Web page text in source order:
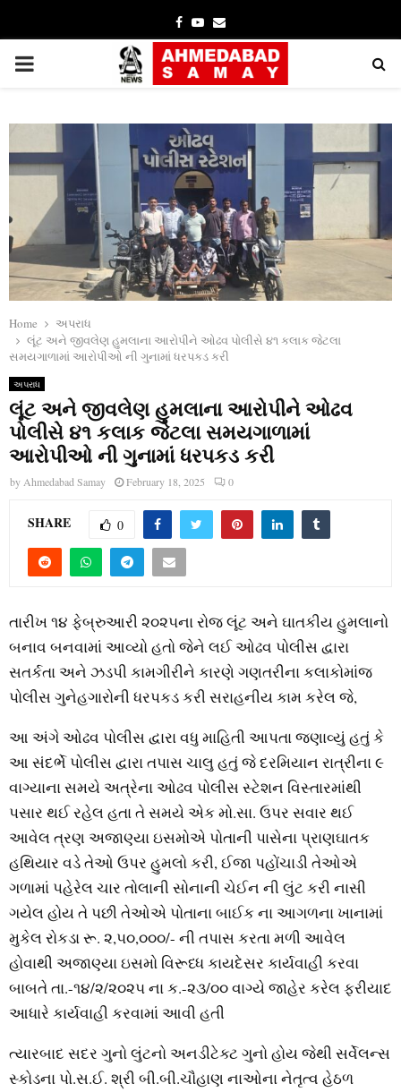
Facebook
YoutubeEmail
PRIMARY
Home
અપરાધ
લૂંટ અને જીવલેણ હુમલાના આરોપીને ઓઢવ પોલીસે ૪૧ કલાક જેટલા
સમયગાળામાં આરોપીઓ ની ગુનામાં ધરપકડ કરી
અપરાધ
લૂંટ અને જીવલેણ હુમલાના આરોપીને ઓઢવ
પોલીસે ૪૧ કલાક જેટલા સમયગાળામાં
આરોપીઓ ની ગુનામાં ધરપકડ કરી
by Ahmedabad Samay February 18, 2025 0
SHARE 0
તારીખ ૧૪ ફેબ્રુઆરી ૨૦૨૫ના રોજ લૂંટ અને ઘાતકીય હુમલાનો
બનાવ બનવામાં આવ્યો હતો જેને લઈ ઓઢવ પોલીસ દ્વારા
સતર્કતા અને ઝડપી કામગીરીને કારણે ગણતરીના કલાકોમાંજ
પોલીસ ગુનેહગારોની ધરપકડ કરી સરાહનીય કામ કરેલ જે,
આ અંગે ઓઢવ પોલીસ દ્વારા વધુ માહિતી આપતા જણાવ્યું હતું કે
આ સંદર્ભે પોલીસ દ્વારા તપાસ ચાલુ હતું જે દરમિયાન રાત્રીના ૯
વાગ્યાના સમયે અત્રેના ઓઢવ પોલીસ સ્ટેશન વિસ્તારમાંથી
પસાર થઈ રહેલ હતા તે સમયે એક મો.સા. ઉપર સવાર થઈ
આવેલ ત્રણ અજાણ્યા ઇસમોએ પોતાની પાસેના પ્રાણઘાતક
હથિયાર વડે તેઓ ઉપર હુમલો કરી, ઈજા પહોંચાડી તેઓએ
ગળામાં પહેરેલ ચાર તોલાની સોનાની ચેઈન ની લુંટ કરી નાસી
ગયેલ હોય તે પછી તેઓએ પોતાના બાઈક ના આગળના ખાનામાં
મુકેલ રોકડા રૂ. ૨,૫૦,૦૦૦/- ની તપાસ કરતા મળી આવેલ
હોવાથી અજાણ્યા ઇસમો વિરૂધ્ધ કાયદેસર કાર્યવાહી કરવા
બાબતે તા.-૧૪/૨/૨૦૨૫ ના ક.-૨૩/૦૦ વાગ્યે જાહેર કરેલ ફરીયાદ
આધારે કાર્યવાહી કરવામાં આવી હતી
ત્યારબાદ સદર ગુનો લુંટનો અનડીટેક્ટ ગુનો હોય જેથી સર્વેલન્સ
સ્કોડના પો.સ.ઈ. શ્રી બી.બી.ચૌહાણ નાઓના નેતૃત્વ હેઠળ